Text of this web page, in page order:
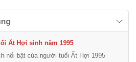
Ất Hợi sinh năm 1995
nổi bật của người tuổi Ất Hợi 1995